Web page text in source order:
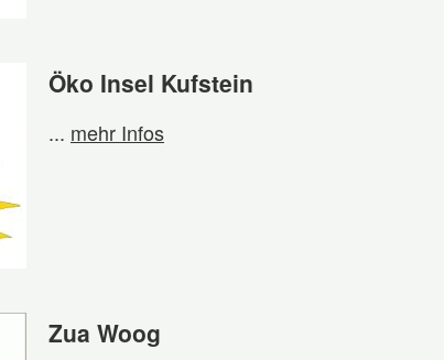
Öko Insel Kufstein
... mehr Infos
Zua Woog